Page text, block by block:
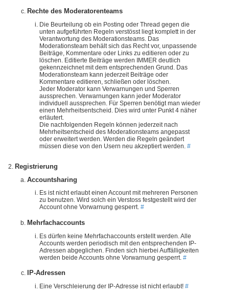
Rechte des Moderatorenteams
Die Beurteilung ob ein Posting oder Thread gegen die
unten aufgeführten Regeln verstösst liegt komplett in der
Verantwortung des Moderationsteams. Das
Moderationsteam behält sich das Recht vor, unpassende
Beiträge, Kommentare oder Links zu editieren oder zu
löschen. Editierte Beiträge werden IMMER deutlich
gekennzeichnet mit dem entsprechenden Grund. Das
Moderationsteam kann jederzeit Beiträge oder
Kommentare editieren, schließen oder löschen.
Jeder Moderator kann Verwarnungen und Sperren
aussprechen. Verwarnungen kann jeder Moderator
individuell aussprechen. Für Sperren benötigt man wieder
einen Mehrheitsentscheid. Dies wird unter Punkt 4 näher
erläutert.
Die nachfolgenden Regeln können jederzeit nach
Mehrheitsentscheid des Moderationsteams angepasst
oder erweitert werden. Werden die Regeln geändert
müssen diese von den Usern neu akzeptiert werden. #
Registrierung
Accountsharing
Es ist nicht erlaubt einen Account mit mehreren Personen
zu benutzen. Wird solch ein Verstoss festgestellt wird der
Account ohne Vorwarnung gesperrt. #
Mehrfachaccounts
Es dürfen keine Mehrfachaccounts erstellt werden. Alle
Accounts werden periodisch mit den entsprechenden IP-
Adressen abgeglichen. Finden sich hierbei Auffälligkeiten
werden beide Accounts ohne Vorwarnung gesperrt. #
IP-Adressen
Eine Verschleierung der IP-Adresse ist nicht erlaubt! #